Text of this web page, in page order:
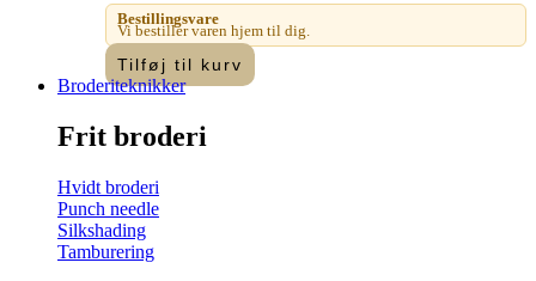
Bestillingsvare
Vi bestiller varen hjem til dig.
Tilføj til kurv
Broderiteknikker
Frit broderi
Hvidt broderi
Punch needle
Silkshading
Tamburering